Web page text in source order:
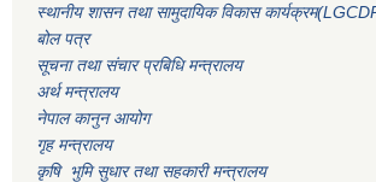
स्थानीय शासन तथा सामुदायिक विकास
बोल पत्र
सूचना तथा संचार प्रबिधि मन्त्रालय
अर्थ मन्त्रालय
नेपाल कानुन आयोग
गृह मन्त्रालय
कृषि भुमि सुधार तथा सहकारी मन्त्रालय